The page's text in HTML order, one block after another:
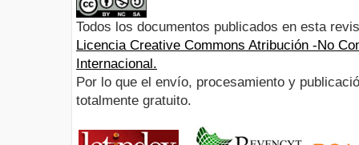
Todos los documentos publicados en esta
Licencia Creative Commons Atribución -No
Internacional.
Por lo que el envío, procesamiento y
totalmente gratuito.